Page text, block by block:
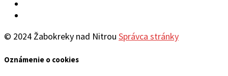
© 2024 Žabokreky nad Nitrou Správca stránky
Oznámenie o cookies